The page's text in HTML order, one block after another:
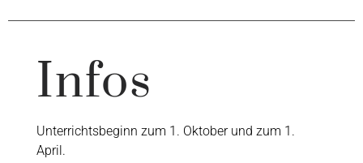
Infos
Unterrichtsbeginn zum 1. Oktober und zum 1.
April.